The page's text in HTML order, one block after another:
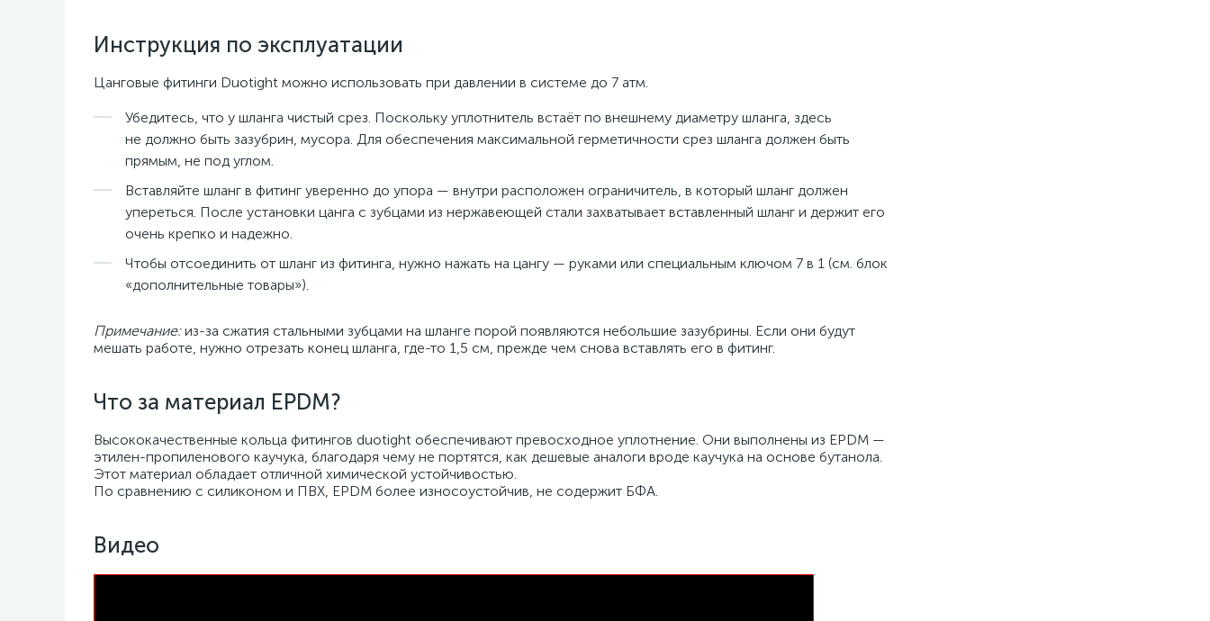
Инструкция по эксплуатации
Цанговые фитинги Duotight можно использовать при давлении в системе до 7 атм.
Убедитесь, что у шланга чистый срез. Поскольку уплотнитель встаёт по внешнему диаметру шланга, здесь
не должно быть зазубрин, мусора. Для обеспечения максимальной герметичности срез шланга должен быть
прямым, не под углом.
Вставляйте шланг в фитинг уверенно до упора — внутри расположен ограничитель, в который шланг должен
упереться. После установки цанга с зубцами из нержавеющей стали захватывает вставленный шланг и держит его
очень крепко и надежно.
Чтобы отсоединить от шланг из фитинга, нужно нажать на цангу — руками или специальным ключом 7 в 1 (см. блок
«дополнительные товары»).
Примечание:из-за сжатия стальными зубцами на шланге порой появляются небольшие зазубрины. Если они будут
мешать работе, нужно отрезать конец шланга, где-то 1,5 см, прежде чем снова вставлять его в фитинг.
Что за материал EPDM?
Высококачественные кольца фитингов duotight обеспечивают превосходное уплотнение. Они выполнены из EPDM —
этилен-пропиленового каучука, благодаря чему не портятся, как дешевые аналоги вроде каучука на основе бутанола.
Этот материал обладает отличной химической устойчивостью.
По сравнению с силиконом и ПВХ, EPDM более износоустойчив, не содержит БФА.
Видео